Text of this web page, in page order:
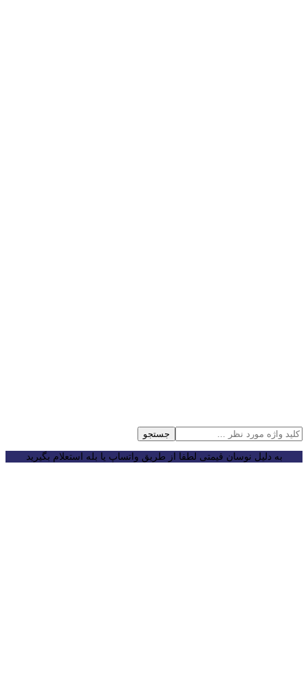
جستجو
به دلیل نوسان قیمتی لطفا از طریق واتساپ یا بله استعلام بگیرید